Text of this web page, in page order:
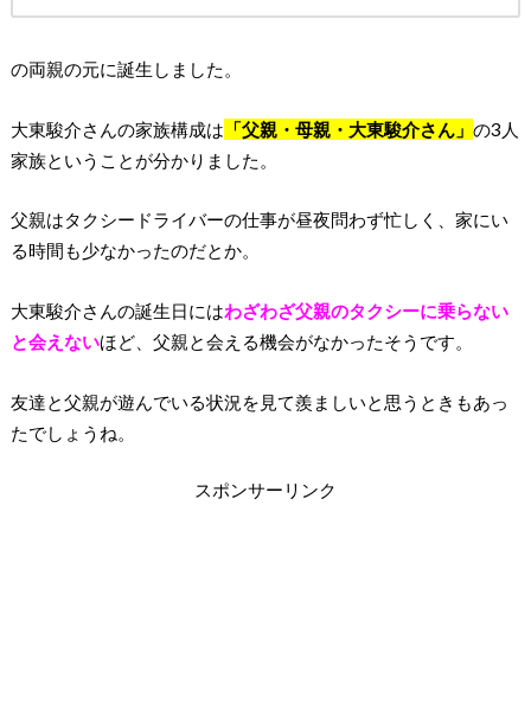
の両親の元に誕生しました。
大東駿介さんの家族構成は 「父親・母親・大東駿介さん」 の3人
家族ということが分かりました。
父親はタクシードライバーの仕事が昼夜問わず忙しく、家にい
る時間も少なかったのだとか。
大東駿介さんの誕生日にはわざわざ父親のタクシーに乗らない
と会えないほど、父親と会える機会がなかったそうです。
友達と父親が遊んでいる状況を見て羨ましいと思うときもあっ
たでしょうね。
スポンサーリンク